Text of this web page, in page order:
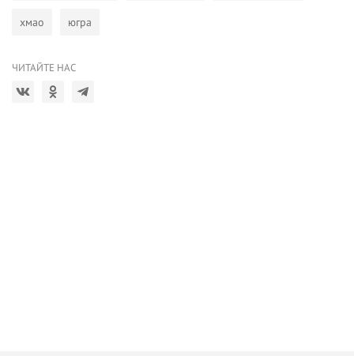
хмао югра
ЧИТАЙТЕ НАС